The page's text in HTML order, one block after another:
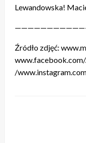
Lewandowska!
Źródło zdjęć:
/